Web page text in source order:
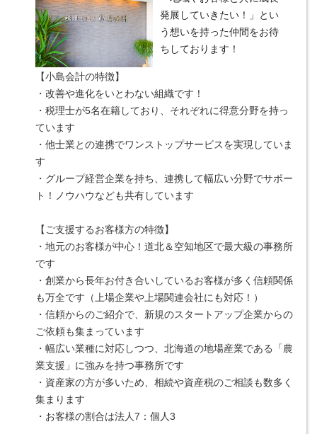
発展していきたい！」とい
う想いを持った仲間をお待
ちしております！
【小島会計の特徴】
・改善や進化をいとわない組織です！
・税理士が5名在籍しており、それぞれに得意分野を持っ
ています
・他士業との連携でワンストップサービスを実現していま
す
・グループ経営企業を持ち、連携して幅広い分野でサポー
ト！ノウハウなども共有しています
【ご支援するお客様方の特徴】
・地元のお客様が中心！道北＆空知地区で最大級の事務所
です
・創業から長年お付き合いしているお客様が多く信頼関係
も万全です（上場企業や上場関連会社にも対応！）
・信頼からのご紹介で、新規のスタートアップ企業からの
ご依頼も集まっています
・幅広い業種に対応しつつ、北海道の地場産業である「農
業支援」に強みを持つ事務所です
・資産家の方が多いため、相続や資産税のご相談も数多く
集まります
・お客様の割合は法人7：個人3